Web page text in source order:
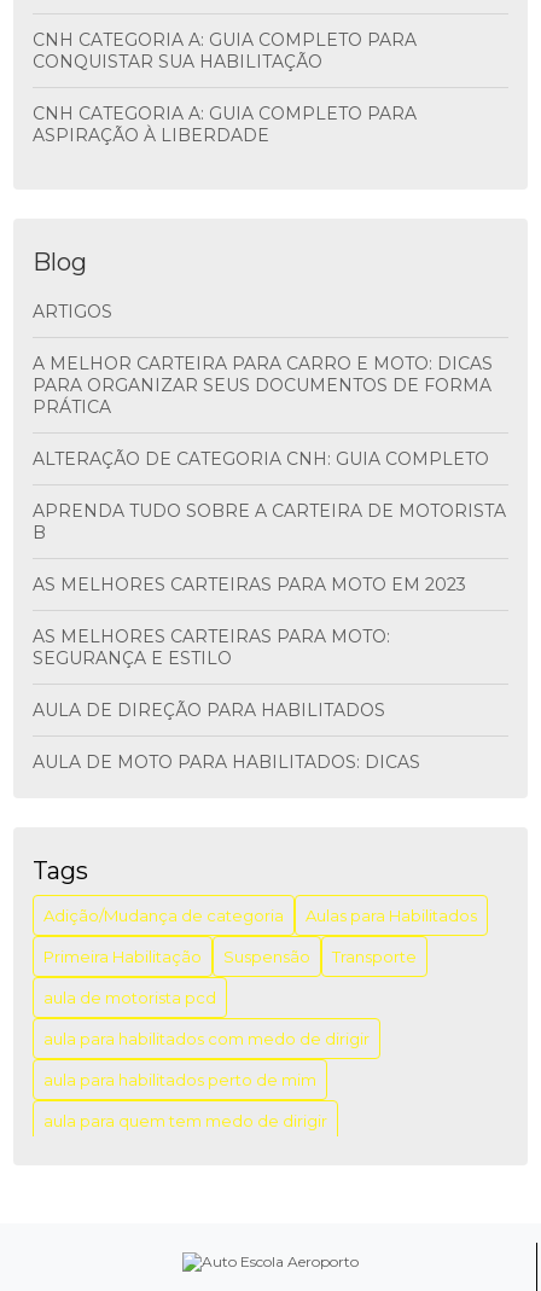
CNH CATEGORIA A: GUIA COMPLETO PARA
CONQUISTAR SUA HABILITAÇÃO
CNH CATEGORIA A: GUIA COMPLETO PARA
ASPIRAÇÃO À LIBERDADE
Blog
ARTIGOS
A MELHOR CARTEIRA PARA CARRO E MOTO: DICAS
PARA ORGANIZAR SEUS DOCUMENTOS DE FORMA
PRÁTICA
ALTERAÇÃO DE CATEGORIA CNH: GUIA COMPLETO
APRENDA TUDO SOBRE A CARTEIRA DE MOTORISTA
B
AS MELHORES CARTEIRAS PARA MOTO EM 2023
AS MELHORES CARTEIRAS PARA MOTO:
SEGURANÇA E ESTILO
AULA DE DIREÇÃO PARA HABILITADOS
AULA DE MOTO PARA HABILITADOS: DICAS
IMPORTANTES
INCLUSÃO E A SEGURANÇA NO TRÂNSITO
AULA DIREÇÃO PARA HABILITADOS: APRENDA COM
SEGURANÇA
AULA DIREÇÃO PARA HABILITADOS: DICAS PARA
APRIMORAR SUAS HABILIDADES AO VOLANTE
AULA PARA HABILITADOS COM PREÇO ACESSÍVEL:
ENCONTRAR A MELHOR OPÇÃO NA SUA REGIÃO
Tags
Adição/Mudança de categoria Aulas para Habilitados
Primeira Habilitação Suspensão Transporte
aula de motorista pcd
aula para habilitados com medo de dirigir
aula para habilitados perto de mim
aula para quem tem medo de dirigir